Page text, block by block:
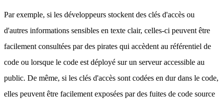
Par exemple, si les développeurs stockent des clés d'accès ou
d'autres informations sensibles en texte clair, celles-ci peuvent être
facilementconsultées par des pirates qui accèdent au référentiel de
code ou lorsque le code est déployé sur un serveur accessible au
public. De même, si les clés d'accès sont codées en dur dans le code,
elles peuvent être facilement exposées par des fuites de code source